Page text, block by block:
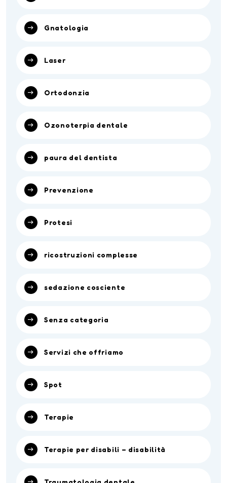
Gnatologia
Laser
Ortodonzia
Ozonoterpia dentale
paura del dentista
Prevenzione
Protesi
ricostruzioni complesse
sedazione cosciente
Senza categoria
Servizi che offriamo
Spot
Terapie
Terapie per disabili – disabilità